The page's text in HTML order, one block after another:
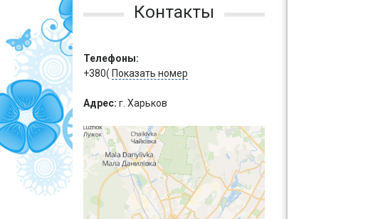
Контакты
Телефоны:
+380( Показать номер
Адрес: г. Харьков